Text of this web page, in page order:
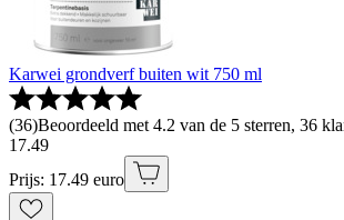
Karwei grondverf buiten wit 750 ml
(36)Beoordeeld met 4.2 van de 5 sterren, 36
17.49
Prijs: 17.49 euro